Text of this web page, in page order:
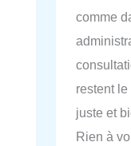
comme
restent
juste et
Rien à